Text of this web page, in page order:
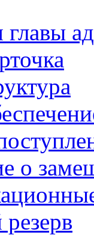
главы
о